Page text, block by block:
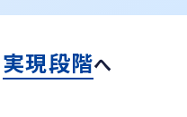
実現段階へ